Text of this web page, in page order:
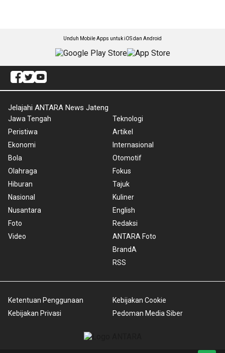
Unduh Mobile Apps untuk iOS dan Android
Jelajahi ANTARA News Jateng
Jawa Tengah
Peristiwa
Ekonomi
Bola
Olahraga
Hiburan
Nasional
Nusantara
Foto
Video
Teknologi
Artikel
Internasional
Otomotif
Fokus
Tajuk
Kuliner
English
Redaksi
ANTARA Foto
BrandA
RSS
Ketentuan Penggunaan
Kebijakan Privasi
Kebijakan Cookie
Pedoman Media Siber